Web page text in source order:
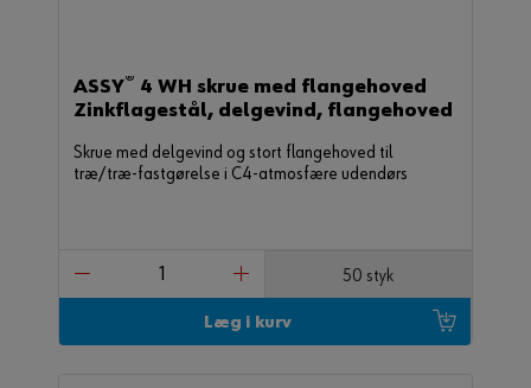
ASSY® 4 WH skrue med flangehoved
Zinkflagestål, delgevind, flangehoved
Skrue med delgevind og stort flangehoved til
træ/træ-fastgørelse i C4-atmosfære udendørs
50 styk
Læg i kurv